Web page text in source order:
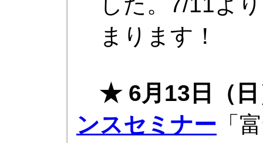
まります！
★ 6月13日（日
ンスセミナー 「